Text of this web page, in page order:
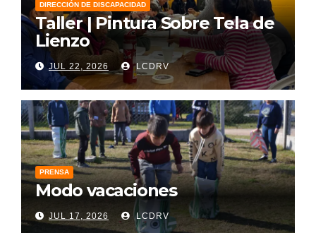
DIRECCIÓN DE DISCAPACIDAD
Taller | Pintura Sobre Tela de
Lienzo
JUL 22, 2026 LCDRV
PRENSA
Modo vacaciones
JUL 17, 2026 LCDRV